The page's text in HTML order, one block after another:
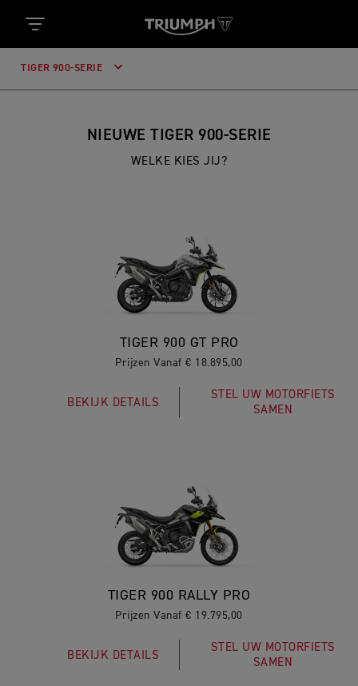
TIGER 900-SERIE
NIEUWE TIGER 900-SERIE
WELKE KIES JIJ?
TIGER 900 GT PRO
Prijzen Vanaf € 18.895,00
BEKIJK DETAILS
STEL UW MOTORFIETS
SAMEN
TIGER 900 RALLY PRO
Prijzen Vanaf € 19.795,00
BEKIJK DETAILS
STEL UW MOTORFIETS
SAMEN